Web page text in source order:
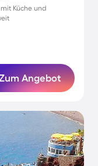
Küche und
Angebot